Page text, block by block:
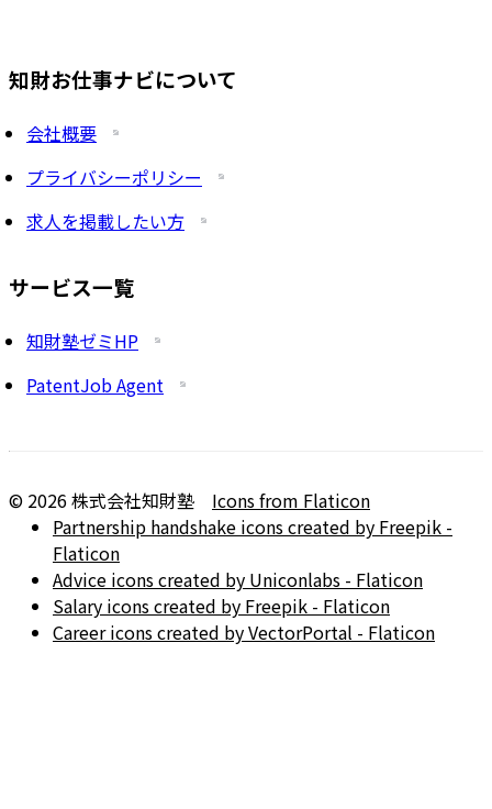
知財お仕事ナビについて
会社概要
プライバシーポリシー
求人を掲載したい方
サービス一覧
知財塾ゼミHP
PatentJob Agent
© 2026株式会社知財塾
Icons from Flaticon
Partnership handshake icons created by Freepik -
Flaticon
Advice icons created by Uniconlabs - Flaticon
Salary icons created by Freepik - Flaticon
Career icons created by VectorPortal - Flaticon